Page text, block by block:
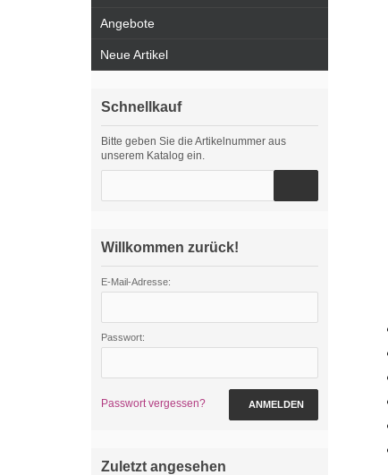
Angebote
Neue Artikel
Schnellkauf
Bitte geben Sie die Artikelnummer aus
unserem Katalog ein.
Willkommen zurück!
E-Mail-Adresse:
Passwort:
Passwort vergessen? ANMELDEN
Zuletzt angesehen